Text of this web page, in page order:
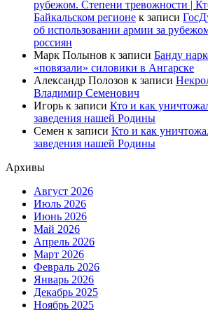
рубежом. Степени тревожности |
Байкальском регионе к записи
об использовании армии за
россиян
Марк Полынов к записи Банду
«повязали» силовики в Ангарске
Александр Полозов к записи
Владимир Семенович
Игорь к записи Кто и как
заведения нашей Родины
Семен к записи Кто и как
заведения нашей Родины
Архивы
Август 2026
Июль 2026
Июнь 2026
Май 2026
Апрель 2026
Март 2026
Февраль 2026
Январь 2026
Декабрь 2025
Ноябрь 2025